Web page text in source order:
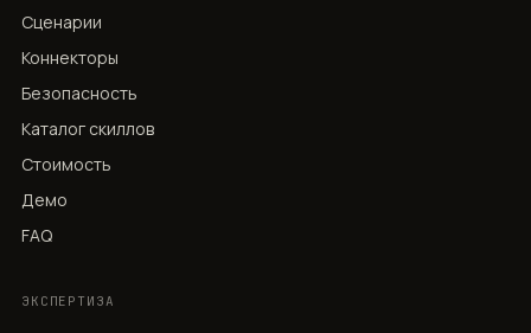
Сценарии
Коннекторы
Безопасность
Каталог скиллов
Стоимость
Демо
FAQ
ЭКСПЕРТИЗА